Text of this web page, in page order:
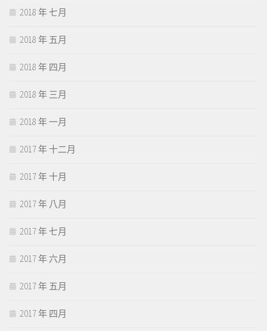
2018 年 七月
2018 年 五月
2018 年 四月
2018 年 三月
2018 年 一月
2017 年 十二月
2017 年 十月
2017 年 八月
2017 年 七月
2017 年 六月
2017 年 五月
2017 年 四月